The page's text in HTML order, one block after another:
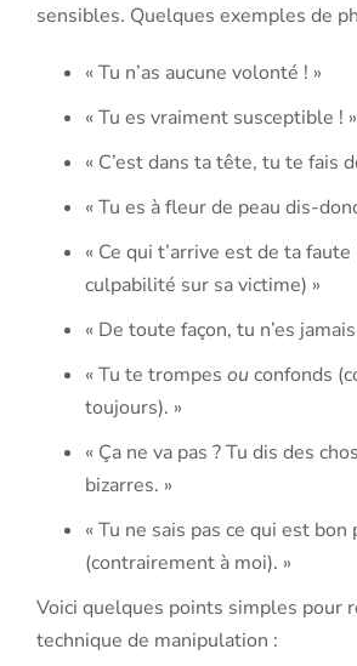
sensibles. Quelques exemples de
« Tu n’as aucune volonté ! »
« Tu es vraiment susceptible ! »
« C’est dans ta tête, tu te fais
« Tu es à fleur de peau dis-
« Ce qui t’arrive est de ta
culpabilité sur sa victime) »
« De toute façon, tu n’es
« Tu te trompes ouconfonds
toujours). »
« Ça ne va pas ? Tu dis des
bizarres. »
« Tu ne sais pas ce qui est bon
(contrairement à moi). »
Voici quelques points simples pour
technique de manipulation :